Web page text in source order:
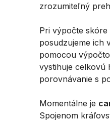
zrozumiteľný
Pri výpočte
posudzujeme ich
pomocou
vystihuje celkovú
porovnávanie s
Momentálne je
Spojenom